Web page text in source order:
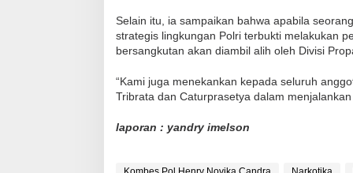
Selain itu, ia sampaikan bahwa apabila
strategis lingkungan Polri terbukti melakukan
bersangkutan akan diambil alih oleh Divisi
“Kami juga menekankan kepada seluruh
Tribrata dan Caturprasetya dalam menjalankan
laporan : yandry imelson